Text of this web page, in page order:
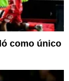
como único